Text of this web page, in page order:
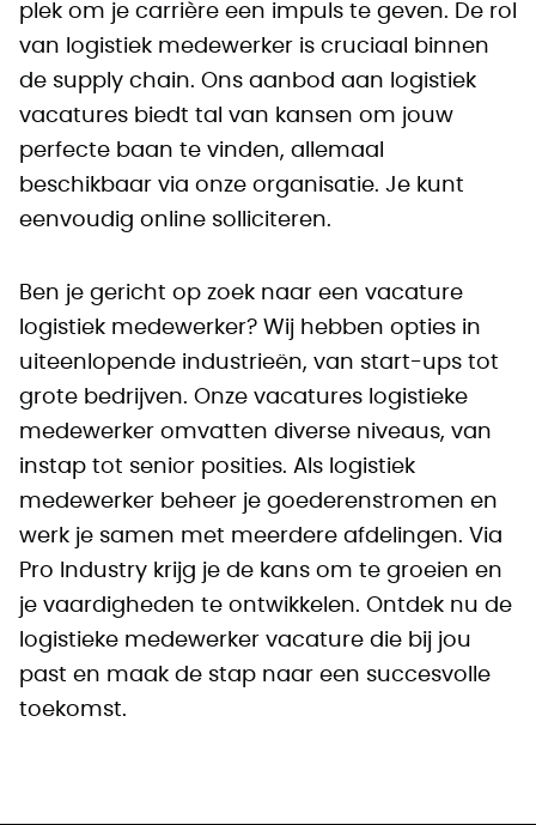
plek om je carrière een impuls te geven. De rol
van logistiek medewerker is cruciaal binnen
de supply chain. Ons aanbod aan logistiek
vacatures biedt tal van kansen om jouw
perfecte baan te vinden, allemaal
beschikbaar via onze organisatie. Je kunt
eenvoudig online solliciteren.
Ben je gericht op zoek naar een vacature
logistiek medewerker? Wij hebben opties in
uiteenlopende industrieën, van start-ups tot
grote bedrijven. Onze vacatures logistieke
medewerker omvatten diverse niveaus, van
instap tot senior posities. Als logistiek
medewerker beheer je goederenstromen en
werk je samen met meerdere afdelingen. Via
Pro Industry krijg je de kans om te groeien en
je vaardigheden te ontwikkelen. Ontdek nu de
logistieke medewerker vacature die bij jou
past en maak de stap naar een succesvolle
toekomst.